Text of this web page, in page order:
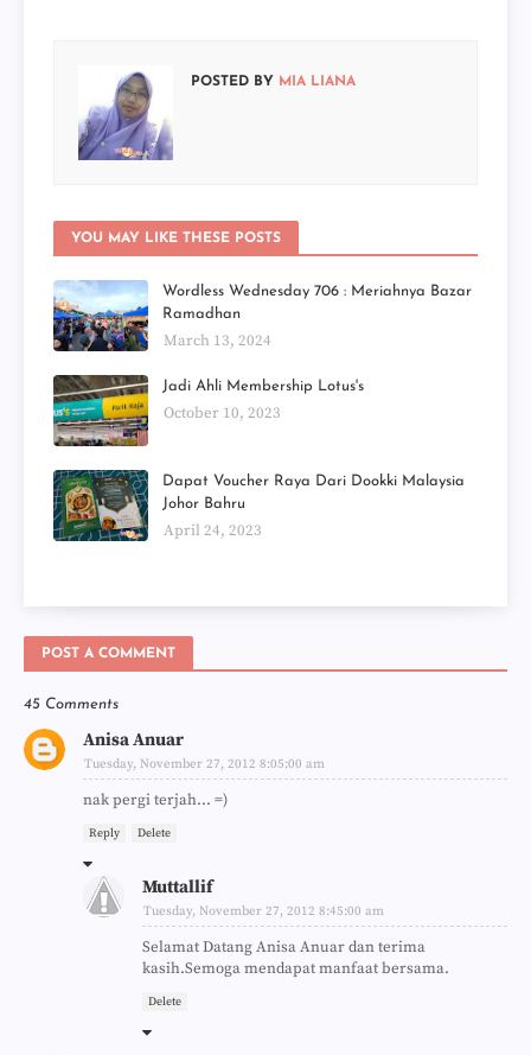
POSTED BY MIA LIANA
YOU MAY LIKE THESE POSTS
Wordless Wednesday 706 : Meriahnya Bazar
Ramadhan
March 13, 2024
Jadi Ahli Membership Lotus's
October 10, 2023
Dapat Voucher Raya Dari Dookki Malaysia
Johor Bahru
April 24, 2023
POST A COMMENT
45 Comments
Anisa Anuar
Tuesday, November 27, 2012 8:05:00 am
nak pergi terjah... =)
Reply Delete
Muttallif
Tuesday, November 27, 2012 8:45:00 am
Selamat Datang Anisa Anuar dan terima
kasih.Semoga mendapat manfaat bersama.
Delete